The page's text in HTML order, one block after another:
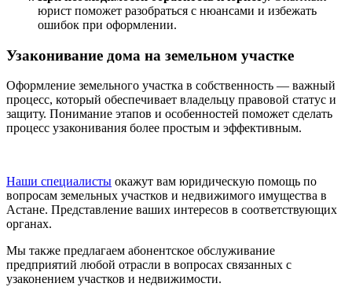
юрист поможет разобраться с нюансами и избежать
ошибок при оформлении.
Узаконивание дома на земельном участке
Оформление земельного участка в собственность — важный
процесс, который обеспечивает владельцу правовой статус и
защиту. Понимание этапов и особенностей поможет сделать
процесс узаконивания более простым и эффективным.
Наши специалисты окажут вам юридическую помощь по
вопросам земельных участков и недвижимого имущества в
Астане. Представление ваших интересов в соответствующих
органах.
Мы также предлагаем абонентское обслуживание
предприятий любой отрасли в вопросах связанных с
узаконением участков и недвижимости.